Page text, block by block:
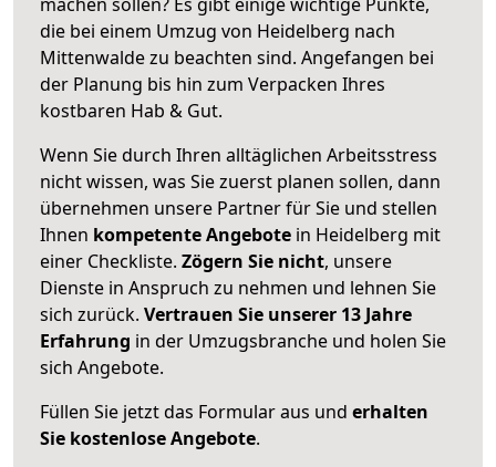
die bei einem Umzug von Heidelberg nach
Mittenwalde zu beachten sind. Angefangen bei
der Planung bis hin zum Verpacken Ihres
kostbaren Hab & Gut.
Wenn Sie durch Ihren alltäglichen Arbeitsstress
nicht wissen, was Sie zuerst planen sollen, dann
übernehmen unsere Partner für Sie und stellen
Ihnen kompetente Angebote in Heidelberg mit
einer Checkliste. Zögern Sie nicht, unsere
Dienste in Anspruch zu nehmen und lehnen Sie
sich zurück. Vertrauen Sie unserer 13 Jahre
Erfahrung in der Umzugsbranche und holen Sie
sich Angebote.
Füllen Sie jetzt das Formular aus und erhalten
Sie kostenlose Angebote.